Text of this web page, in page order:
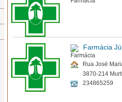
Farmácia
Rua José
3870-214
234865259